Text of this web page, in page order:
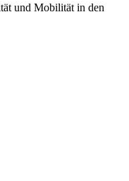
und Mobilität in den